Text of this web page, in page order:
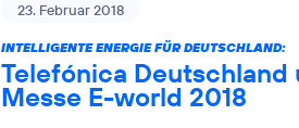
23. Februar 2018
INTELLIGENTE ENERGIE FÜR DEUTSCHLAND:
Telefónica Deutschland
Messe E-world 2018